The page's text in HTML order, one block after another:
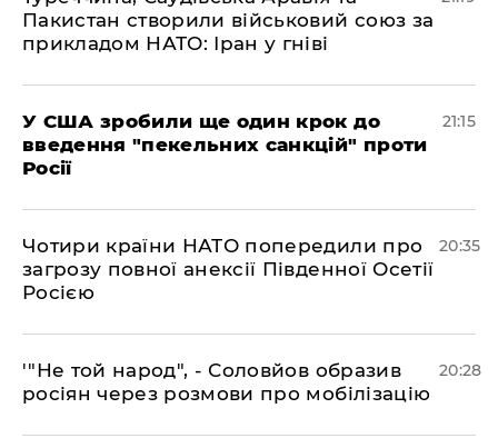
Пакистан створили військовий союз за
прикладом НАТО: Іран у гніві
​У США зробили ще один крок до
введення "пекельних санкцій" проти
Росії
21:15
​Чотири країни НАТО попередили про
загрозу повної анексії Південної Осетії
Росією
20:35
​'"Не той народ", - Соловйов образив
росіян через розмови про мобілізацію
20:28